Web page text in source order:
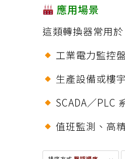
應用場景
這類轉換器常用於
工業電力監控
生產設備或樓
SCADA／PLC
值班監測、高